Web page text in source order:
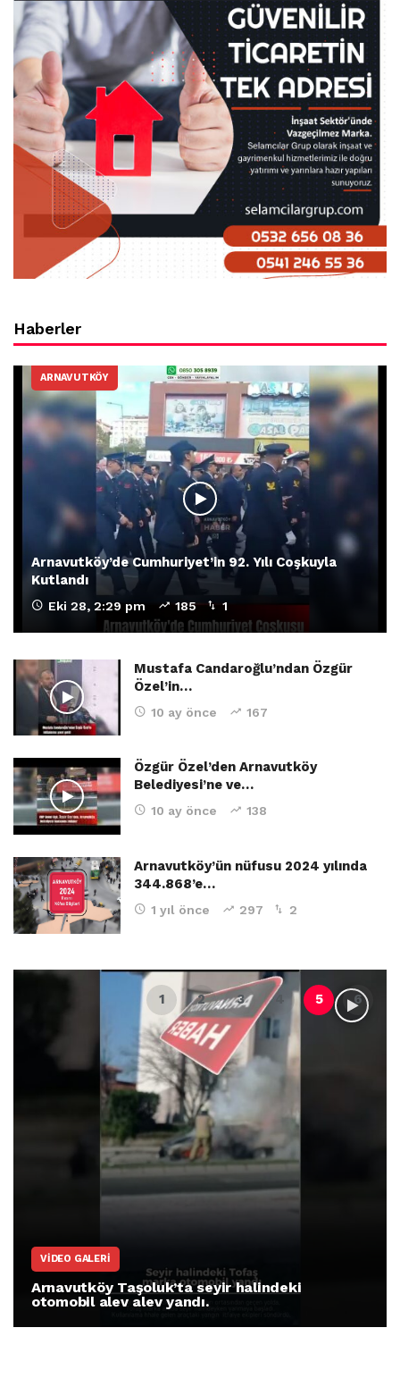
Haberler
ARNAVUTKÖY
Arnavutköy’de Cumhuriyet’in 92. Yılı Coşkuyla
Kutlandı
Eki 28, 2:29 pm 185 1
Mustafa Candaroğlu’ndan Özgür
Özel’in…
10 ay önce 167
Özgür Özel’den Arnavutköy
Belediyesi’ne ve…
10 ay önce 138
Arnavutköy’ün nüfusu 2024 yılında
344.868’e…
1 yıl önce 297 2
VIDEO GALERI
Arnavutköy Taşoluk’ta seyir halindeki
otomobil alev alev yandı.